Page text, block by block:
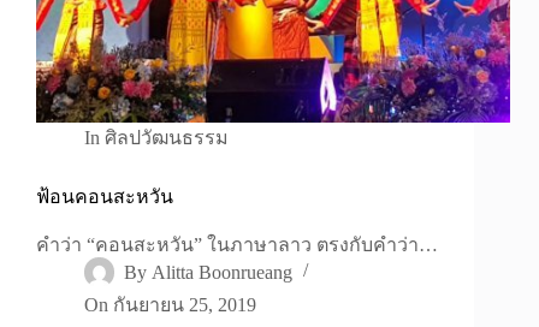
In ศิลปวัฒนธรรม
ฟ้อนคอนสะหวัน
คำว่า “คอนสะหวัน” ในภาษาลาว ตรงกับคำว่า…
By Alitta Boonrueang
On กันยายน 25, 2019